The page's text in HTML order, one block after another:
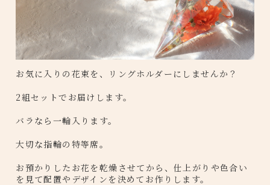
お気に入りの花束を、リングホルダーにしませんか？
2組セットでお届けします。
バラなら一輪入ります。
大切な指輪の特等席。
お預かりしたお花を乾燥させてから、仕上がりや色合い
を見て配置やデザインを決めてお作りします。